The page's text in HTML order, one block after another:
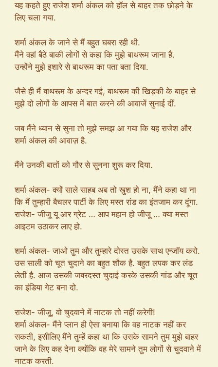
यह कहते हुए राजेश शर्मा अंकल को हॉल से बाहर तक छोड़ने के
लिए चला गया.
शर्मा अंकल के जाने से मैं बहुत घबरा रही थी.
मैंने वहां बैठे बाकी लोगों से कहा कि मुझे बाथरूम जाना है.
उन्होंने मुझे इशारे से बाथरूम का पता बता दिया.
जैसे ही मैं बाथरूम के अन्दर गई, बाथरूम की खिड़की के बाहर से
मुझे दो लोगों के आपस में बात करने की आवाजें सुनाई दीं.
जब मैंने ध्यान से सुना तो मुझे समझ आ गया कि यह राजेश और
शर्मा अंकल की आवाज़ है.
मैंने उनकी बातों को गौर से सुनना शुरू कर दिया.
शर्मा अंकल- क्यों साले साहब अब तो खुश हो ना, मैंने कहा था ना
कि मैं तुम्हारी बैचलर पार्टी के लिए मस्त रांड का इंतजाम कर दूंगा.
राजेश- जीजू यू आर ग्रेट … आप महान हो जीजू … क्या मस्त
आइटम उठाकर लाए हो.
शर्मा अंकल- जाओ तुम और तुम्हारे दोस्त उसके साथ एन्जॉय करो.
उस साली को चूत चुदाने का बहुत शौक है. बहुत लपक कर लंड
लेती है. आज उसकी जबरदस्त चुदाई करके उसकी गांड और चूत
का इंडिया गेट बना दो.
राजेश- जीजू, वो चुदवाने में नाटक तो नहीं करेगी!
शर्मा अंकल- मैंने प्लान ही ऐसा बनाया कि वह नाटक नहीं कर
सकती, इसीलिए मैंने तुम्हें कहा था कि उसके सामने तुम मुझे बाहर
जाने के लिए कह देना क्योंकि वह मेरे सामने तुम लोगों से चुदवाने में
नाटक करती.